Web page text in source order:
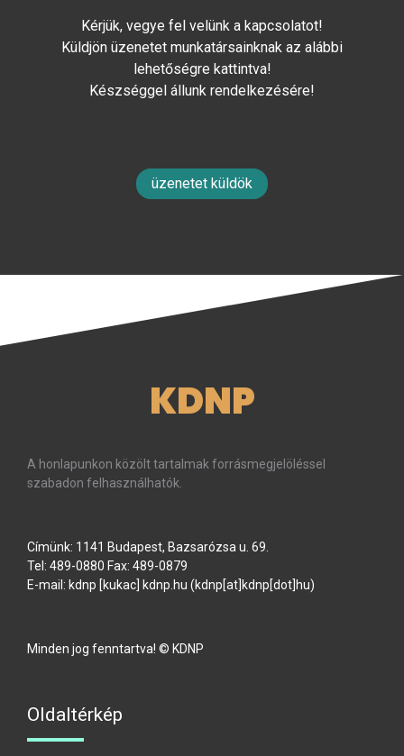
Kérjük, vegye fel velünk a kapcsolatot!
Küldjön üzenetet munkatársainknak az alábbi
lehetőségre kattintva!
Készséggel állunk rendelkezésére!
üzenetet küldök
KDNP
A honlapunkon közölt tartalmak forrásmegjelöléssel
szabadon felhasználhatók.
Címünk: 1141 Budapest, Bazsarózsa u. 69.
Tel: 489-0880 Fax: 489-0879
E-mail: kdnp [kukac] kdnp hu (kdnp[at]kdnp[dot]hu)
Minden jog fenntartva! © KDNP
Oldaltérkép